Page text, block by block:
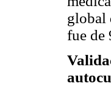
global
fue de